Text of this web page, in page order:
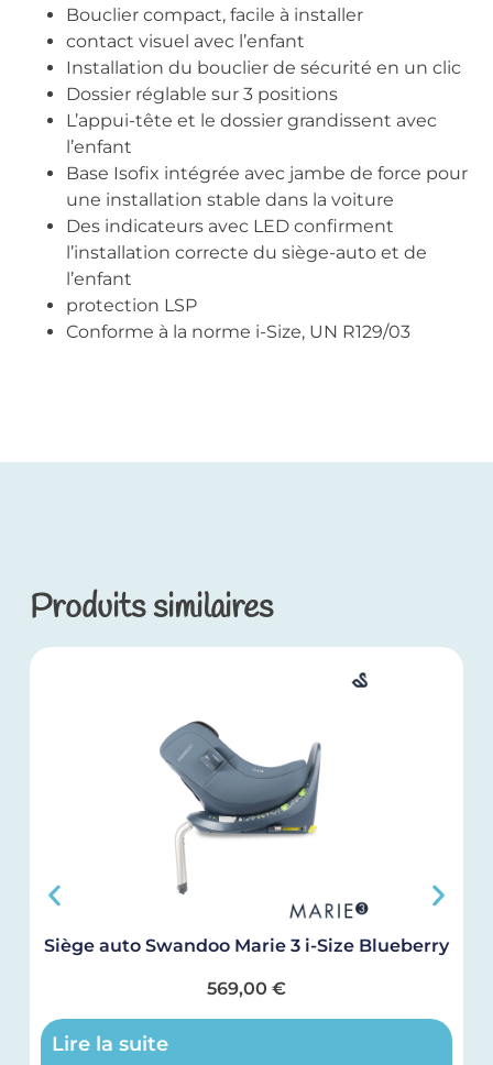
Bouclier compact, facile à installer
contact visuel avec l’enfant
Installation du bouclier de sécurité en un clic
Dossier réglable sur 3 positions
L’appui-tête et le dossier grandissent avec
l’enfant
Base Isofix intégrée avec jambe de force pour
une installation stable dans la voiture
Des indicateurs avec LED confirment
l’installation correcte du siège-auto et de
l’enfant
protection LSP
Conforme à la norme i-Size, UN R129/03
Produits similaires
Siège auto Swandoo Marie 3 i-Size Blueberry
569,00 €
Lire la suite